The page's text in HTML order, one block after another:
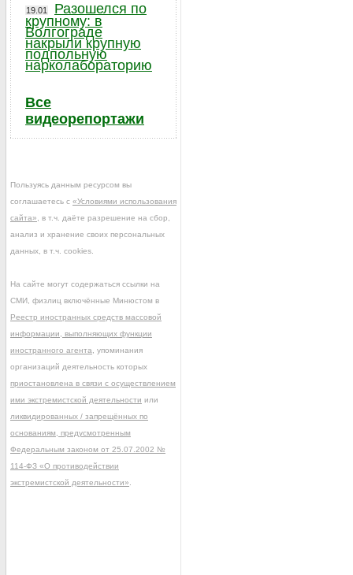
19.01
Разошелся по
крупному: в
Волгограде
накрыли крупную
подпольную
нарколабораторию
Все
видеорепортажи
Пользуясь данным ресурсом вы
соглашаетесь с «Условиями использования
сайта» , в т.ч. даёте разрешение на сбор,
анализ и хранение своих персональных
данных, в т.ч. cookies.
На сайте могут содержаться ссылки на
СМИ, физлиц включённые Минюстом в
Реестр иностранных средств массовой
информации, выполняющих функции
иностранного агента , упоминания
организаций деятельность которых
приостановлена в связи с осуществлением
ими экстремистской деятельности или
ликвидированных / запрещённых по
основаниям, предусмотренным
Федеральным законом от 25.07.2002 №
114-ФЗ «О противодействии
экстремистской деятельности»